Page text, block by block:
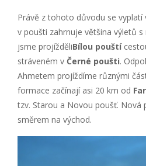
Právě z tohoto důvodu se
v poušti zahrnuje většina výletů
jsme projížděliBílou pouští
stráveném v Černé poušti.
Ahmetem projíždíme různými
formace začínají asi 20 km od
tzv. Starou a Novou poušť. Nová
směrem na východ.